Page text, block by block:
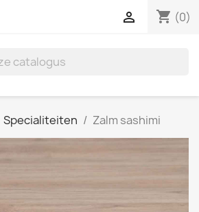
shopping_cart (0)

Specialiteiten Zalm sashimi